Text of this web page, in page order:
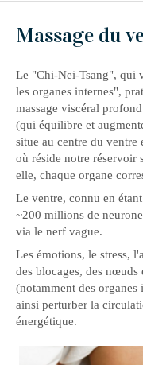
Massage du
Le "Chi-Nei-Tsang", qui
les organes internes",
massage viscéral
(qui équilibre et
situe au centre du ventre
où réside notre réservoir
elle, chaque organe
Le ventre, connu en
~200 millions de
via le nerf vague.
Les émotions, le stress,
des blocages, des
(notamment des
ainsi perturber la
énergétique.